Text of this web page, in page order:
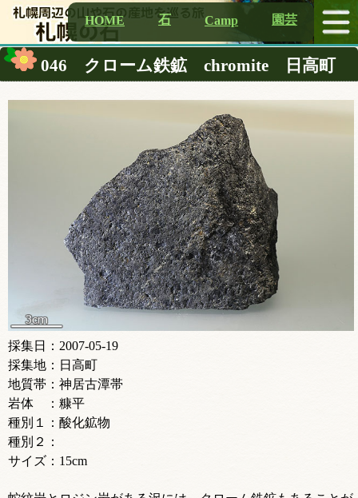
HOME 石 Camp 園芸
046 クローム鉄鉱 chromite 日高町
採集日：2007-05-19
採集地：日高町
地質帯：神居古潭帯
岩体 ：糠平
種別１：酸化鉱物
種別２：
サイズ：15cm